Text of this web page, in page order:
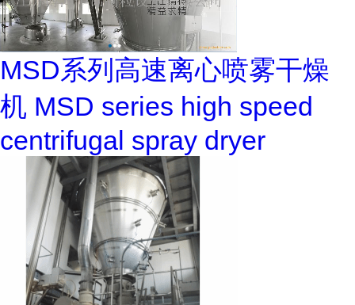
MSD系列高速离心喷雾干燥
机 MSD series high speed
centrifugal spray dryer